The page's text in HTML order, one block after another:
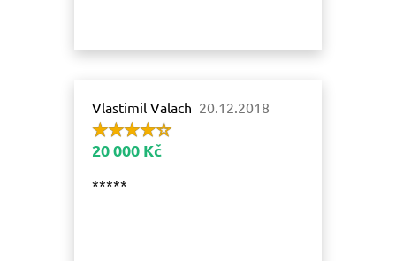
Vlastimil Valach 20.12.2018
20 000 Kč
*****